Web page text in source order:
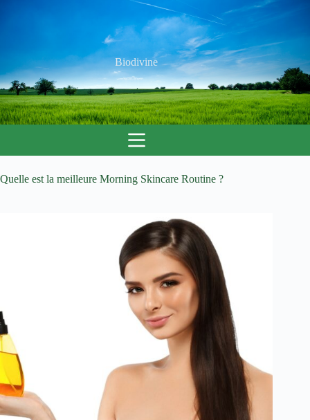
Biodivine
Quelle est la meilleure Morning Skincare Routine ?